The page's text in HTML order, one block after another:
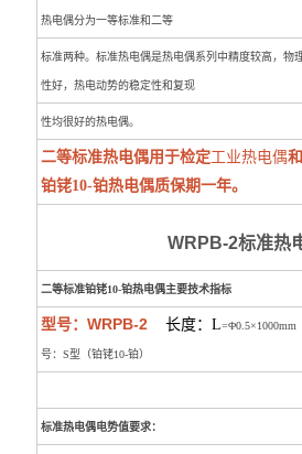
热电偶分为一等标准和二等
标准两种。标准热电偶是热电偶系列中精度较高，物
性好，热电动势的稳定性和复现
性均很好的热电偶。
二等标准热电偶用于检定工业热电偶
铂铑10-铂热电偶质保期一年。
WRPB-2标准热
二等标准铂铑10-铂热电偶主要技术指标
型号：WRPB-2长度：L
号：S型（铂铑10-铂）
标准热电偶电势值要求：